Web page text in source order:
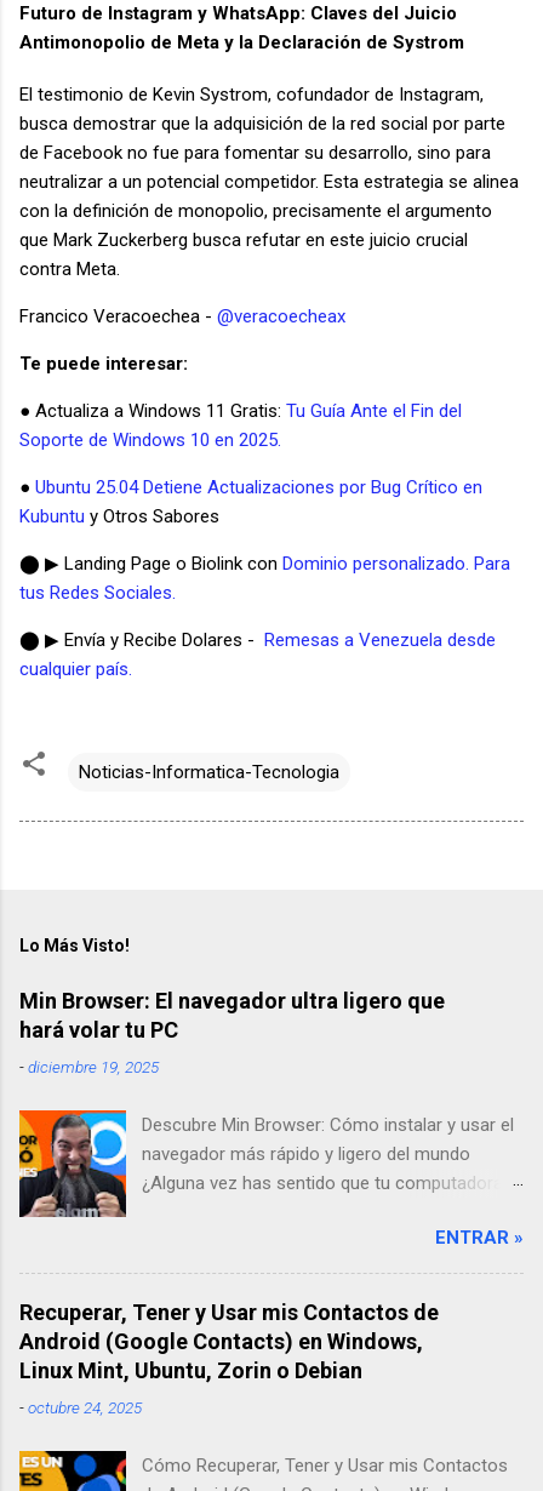
Futuro de Instagram y WhatsApp: Claves del Juicio
Antimonopolio de Meta y la Declaración de Systrom
El testimonio de Kevin Systrom, cofundador de Instagram,
busca demostrar que la adquisición de la red social por parte
de Facebook no fue para fomentar su desarrollo, sino para
neutralizar a un potencial competidor. Esta estrategia se alinea
con la definición de monopolio, precisamente el argumento
que Mark Zuckerberg busca refutar en este juicio crucial
contra Meta.
Francico Veracoechea - @veracoecheax
Te puede interesar:
● Actualiza a Windows 11 Gratis: Tu Guía Ante el Fin del
Soporte de Windows 10 en 2025.
● Ubuntu 25.04 Detiene Actualizaciones por Bug Crítico en
Kubuntu y Otros Sabores
⬤ ▶ Landing Page o Biolink con Dominio personalizado. Para
tus Redes Sociales.
⬤ ▶ Envía y Recibe Dolares -
Remesas a Venezuela desde
cualquier país.
Noticias-Informatica-Tecnologia
Lo Más Visto!
Min Browser: El navegador ultra ligero que
hará volar tu PC
-diciembre 19, 2025
Descubre Min Browser: Cómo instalar y usar el
navegador más rápido y ligero del mundo
¿Alguna vez has sentido que tu computadora
en internet? A mí me pasaba todo el tiempo.
Por eso, en mi búsqueda por encontrar una
solución, descubrí Min Browser, un navegador
"ultra-ligero" que ha cambiado por completo mi
forma de trabajar. En este artículo, te contaré
mi experiencia probándolo y te enseñaré paso
Min Browser y por qué deberías darle una
ENTRAR »
Recuperar, Tener y Usar mis Contactos de
Android (Google Contacts) en Windows,
Linux Mint, Ubuntu, Zorin o Debian
-octubre 24, 2025
Cómo Recuperar, Tener y Usar mis Contactos